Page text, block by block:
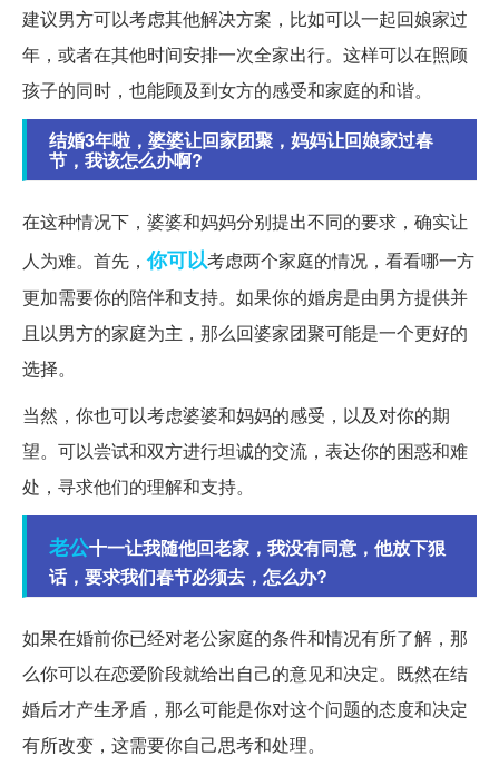
建议男方可以考虑其他解决方案，比如可以一起回娘家过
年，或者在其他时间安排一次全家出行。这样可以在照顾
孩子的同时，也能顾及到女方的感受和家庭的和谐。
结婚3年啦，婆婆让回家团聚，妈妈让回娘家过春
节，我该怎么办啊?
在这种情况下，婆婆和妈妈分别提出不同的要求，确实让
人为难。首先，你可以考虑两个家庭的情况，看看哪一方
更加需要你的陪伴和支持。如果你的婚房是由男方提供并
且以男方的家庭为主，那么回婆家团聚可能是一个更好的
选择。
当然，你也可以考虑婆婆和妈妈的感受，以及对你的期
望。可以尝试和双方进行坦诚的交流，表达你的困惑和难
处，寻求他们的理解和支持。
老公十一让我随他回老家，我没有同意，他放下狠
话，要求我们春节必须去，怎么办?
如果在婚前你已经对老公家庭的条件和情况有所了解，那
么你可以在恋爱阶段就给出自己的意见和决定。既然在结
婚后才产生矛盾，那么可能是你对这个问题的态度和决定
有所改变，这需要你自己思考和处理。